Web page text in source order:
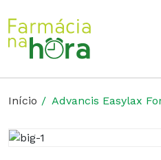
Início Advancis Easylax